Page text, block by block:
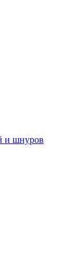
и шнуров